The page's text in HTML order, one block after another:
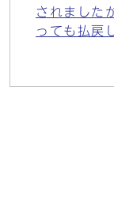
されました
っても払戻